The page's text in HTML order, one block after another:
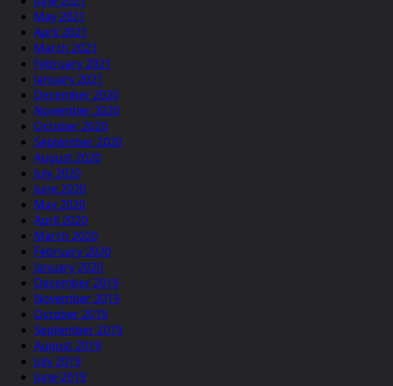
May 2021
April 2021
March 2021
February 2021
January 2021
December 2020
November 2020
October 2020
September 2020
August 2020
July 2020
June 2020
May 2020
April 2020
March 2020
February 2020
January 2020
December 2019
November 2019
October 2019
September 2019
August 2019
July 2019
June 2019